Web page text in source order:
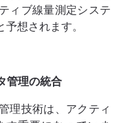
ィブ線量測定システ
想されます。
管理の統合
理技術は、アクティ